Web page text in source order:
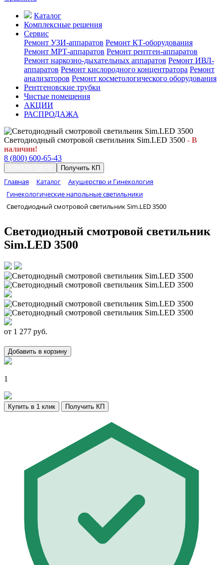
Каталог
Комплексные решения
Сервис
Ремонт УЗИ-аппаратов Ремонт КТ-оборудования
Ремонт МРТ-аппаратов Ремонт рентген-аппаратов
Ремонт наркозно-дыхательных аппаратов Ремонт ИВЛ-
аппаратов Ремонт кислородного концентратора Ремонт
анализаторов Ремонт косметологического оборудования
Рентгеновские трубки
Чистые помещения
АКЦИИ
РАСПРОДАЖА
Светодиодный смотровой светильник Sim.LED 3500 - В
наличии!
8 (800) 600-65-43
Получить КП
Главная Каталог
Акушерство и Гинекология
Гинекологические напольные светильники
Светодиодный смотровой светильник Sim.LED 3500
Светодиодный смотровой светильник
Sim.LED 3500
от 1 277 руб.
Добавить в корзину
1
Купить в 1 клик Получить КП